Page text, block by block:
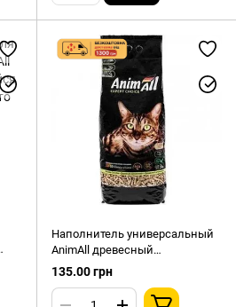
Наполнитель универсальный
AnimAll древесный
впитывающий,3 кг
135.00 грн